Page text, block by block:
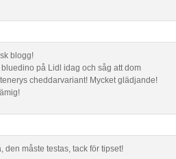
blogg!
på Lidl idag och såg att dom
cheddarvariant! Mycket glädjande!
den måste testas, tack för tipset!